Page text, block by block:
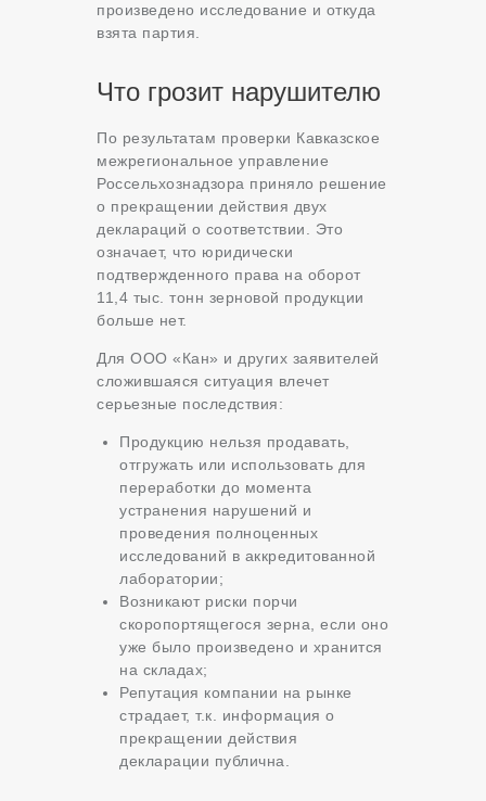
произведено исследование и откуда
взята партия.
Что грозит нарушителю
По результатам проверки Кавказское
межрегиональное управление
Россельхознадзора приняло решение
о прекращении действия двух
деклараций о соответствии. Это
означает, что юридически
подтвержденного права на оборот
11,4 тыс. тонн зерновой продукции
больше нет.
Для ООО «Кан» и других заявителей
сложившаяся ситуация влечет
серьезные последствия:
Продукцию нельзя продавать,
отгружать или использовать для
переработки до момента
устранения нарушений и
проведения полноценных
исследований в аккредитованной
лаборатории;
Возникают риски порчи
скоропортящегося зерна, если оно
уже было произведено и хранится
на складах;
Репутация компании на рынке
страдает, т.к. информация о
прекращении действия
декларации публична.